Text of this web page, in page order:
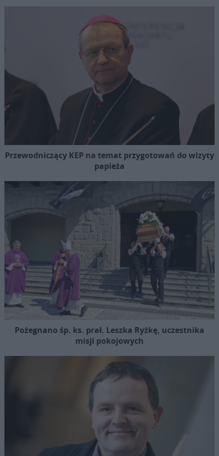
Przewodniczący KEP na temat przygotowań do wizyty
papieża
Pożegnano śp. ks. prał. Leszka Ryżkę, uczestnika
misji pokojowych